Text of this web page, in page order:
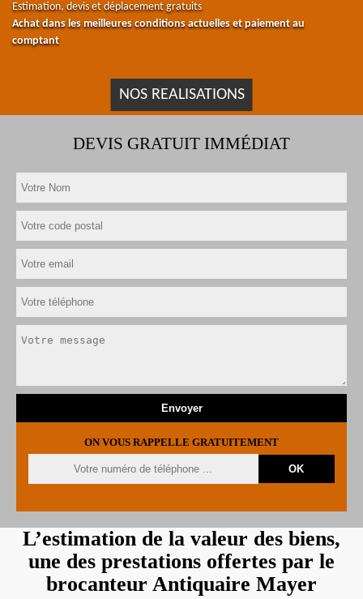
Estimation, devis et déplacement gratuits
Achat dans les meilleures conditions actuelles et paiement au
comptant
NOS REALISATIONS
DEVIS GRATUIT IMMÉDIAT
ON VOUS RAPPELLE GRATUITEMENT
L’estimation de la valeur des biens,
une des prestations offertes par le
brocanteur Antiquaire Mayer